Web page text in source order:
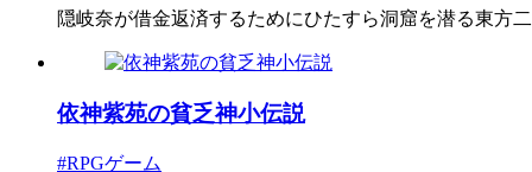
隠岐奈が借金返済するためにひたすら洞窟を潜る東方
依神紫苑の貧乏神小伝説
#RPGゲーム